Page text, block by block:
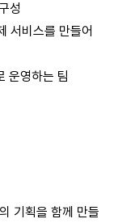
성
서비스를 만들어
운영하는 팀
기획을 함께 만들